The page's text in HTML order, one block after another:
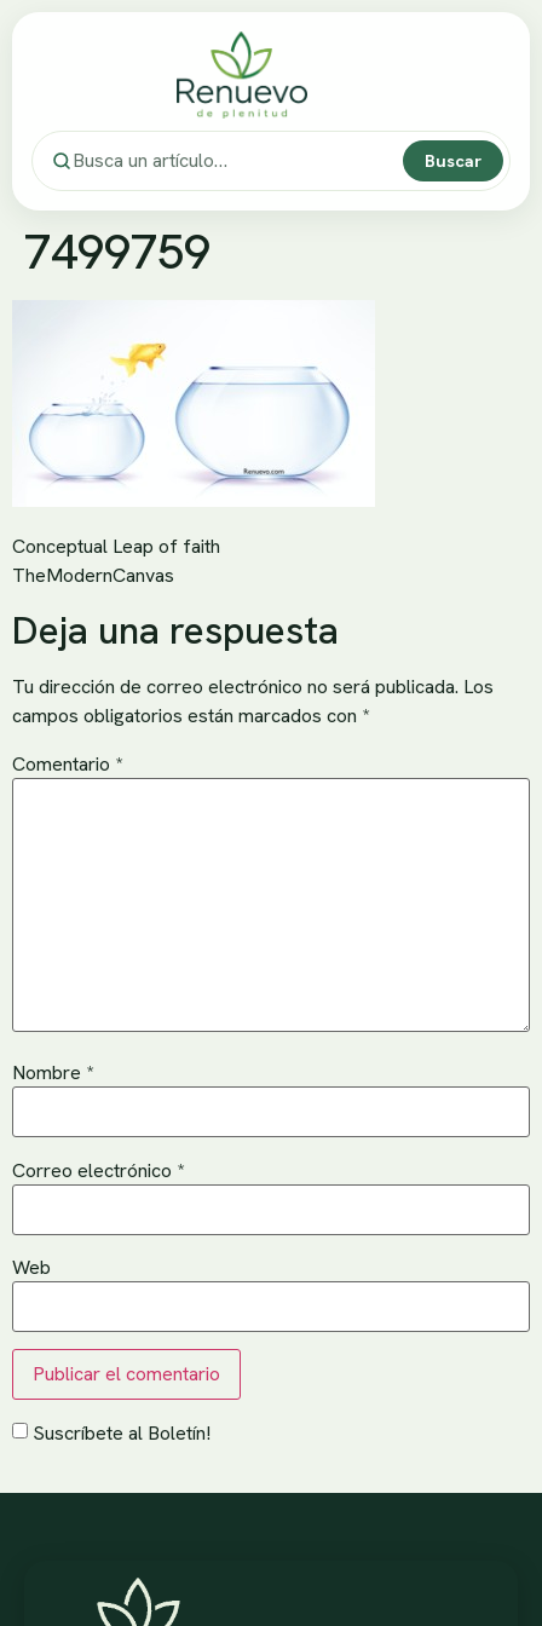
Buscar
7499759
Conceptual Leap of faith
TheModernCanvas
Deja una respuesta
Tu dirección de correo electrónico no será publicada. Los
campos obligatorios están marcados con *
Comentario *
Nombre *
Correo electrónico *
Web
Suscríbete al Boletín!